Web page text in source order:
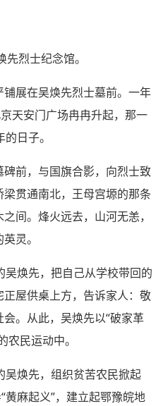
烈士纪念馆。
展在吴焕先烈士墓前。一年
天安门广场冉冉升起，那一
日子。
前，与国旗合影，向烈士致
贯通南北，王母宫塬的那条
间。烽火远去，山河无恙，
灵。
吴焕先，把自己从学校带回的
屋供桌上方，告诉家人：敬
。从此，吴焕先以“破家革
农民运动中。
吴焕先，组织贫苦农民掀起
黄麻起义”，建立起鄂豫皖地